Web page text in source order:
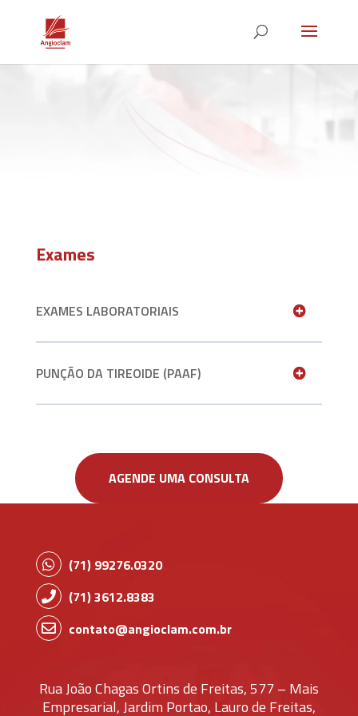
Exames
EXAMES LABORATORIAIS
PUNÇÃO DA TIREOIDE (PAAF)
AGENDE UMA CONSULTA
(71)99276.0320
(71)3612.8383
contato@angioclam.com.br
Rua João Chagas Ortins de Freitas, 577 – Mais
Empresarial, Jardim Portao, Lauro de Freitas,